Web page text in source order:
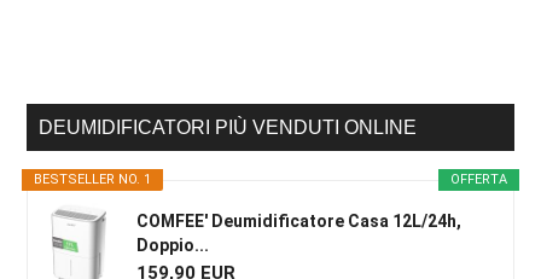
Primary
Sidebar
DEUMIDIFICATORI PIÙ VENDUTI ONLINE
OFFERTA
BESTSELLER NO. 1
COMFEE' Deumidificatore Casa 12L/24h,
Doppio...
159,90 EUR